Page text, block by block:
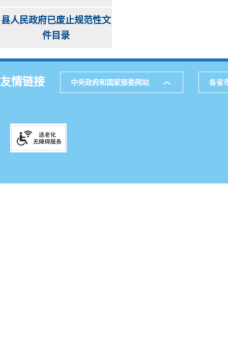
县人民政府已废止规范性文
件目录
友情链接 中央政府和国家部委网站 各省